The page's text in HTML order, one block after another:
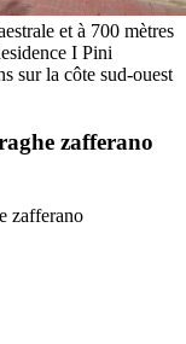
et à 700 mètres
I Pini
sur la côte sud-ouest
zafferano
zafferano